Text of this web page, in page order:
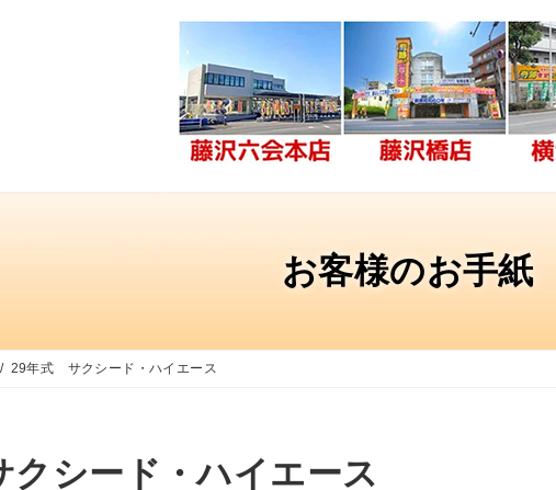
お客様のお手紙
29年式 サクシード・ハイエース
シード・ハイエース